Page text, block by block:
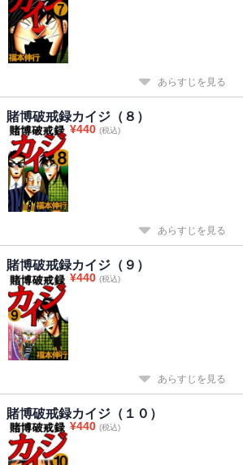
あらすじを見る
賭博破戒録カイジ（８）
¥440 (税込)
あらすじを見る
賭博破戒録カイジ（９）
¥440 (税込)
あらすじを見る
賭博破戒録カイジ（１０）
¥440 (税込)